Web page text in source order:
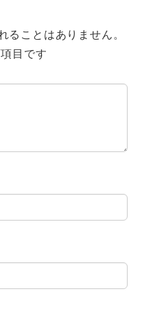
ることはありません。
目です